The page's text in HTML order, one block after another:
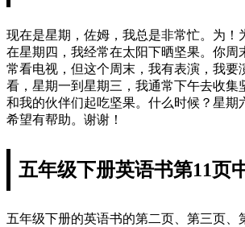
现在是星期，佐姆，我总是非常忙。为！
在星期四，我经常在太阳下晒坚果。你周
常看电视，但这个周末，我有表演，我要
看，星期一到星期三，我通常下午去收集
和我的伙伴们起吃坚果。什么时候？星期
希望有帮助。谢谢！
五年级下册英语书第11页
五年级下册的英语书的第二页、第三页、